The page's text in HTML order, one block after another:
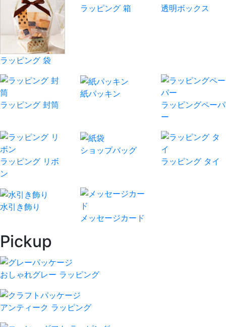
ラッピング 袋
ラッピング 箱 透明ボックス
ラッピング 封筒
紙パッキン
ラッピングペーパ
ー
ラッピング リボ
ン
ショップバッグ
ラッピング タイ
水引き飾り
メッセージカード
Pickup
おしゃれグレー ラッピング
アンティーク ラッピング